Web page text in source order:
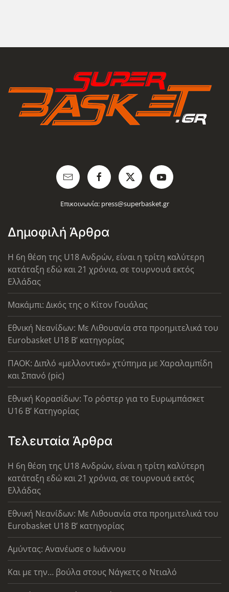
Επικοινωνία: press@superbasket.gr
Δημοφιλή Άρθρα
Η 6η θέση της U18 Ανδρών, είναι η τρίτη καλύτερη
κατάταξη εδώ και 21 χρόνια, σε τουρνουά εκτός
Ελλάδας
Μακάμπι: Δικός της ο Κίτον Γουάλας
Εθνική Νεανίδων: Με Λιθουανία στα προημιτελικά του
Eurobasket U18 Β’ κατηγορίας
ΠΑΟΚ: Διπλό «μελλοντικό» χτύπημα με Χαραλαμπίδη
και Σπανό (pic)
Εθνική Κορασίδων: Το ρόστερ για το Ευρωμπάσκετ
U16 B’ Κατηγορίας
Τελευταία Άρθρα
Η 6η θέση της U18 Ανδρών, είναι η τρίτη καλύτερη
κατάταξη εδώ και 21 χρόνια, σε τουρνουά εκτός
Ελλάδας
Εθνική Νεανίδων: Με Λιθουανία στα προημιτελικά του
Eurobasket U18 Β’ κατηγορίας
Αμύντας: Ανανέωσε ο Ιωάννου
Και με την… βούλα στους Νάγκετς ο Ντιαλό